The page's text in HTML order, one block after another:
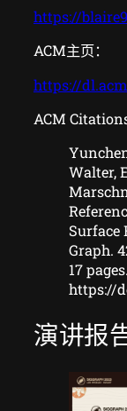
https://
ACM主页：
https://
ACM Citations
Walter,
Surface
Graph.
17 pages.
https://
演讲报